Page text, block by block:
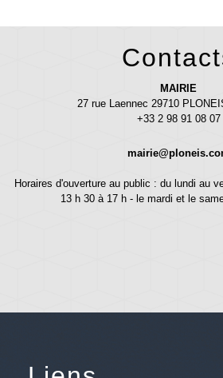
MAIRIE
27 rue Laennec 29710
+33 2 98 91 08 07
Horaires d'ouverture au public : du lundi au
13 h 30 à 17 h - le mardi et le